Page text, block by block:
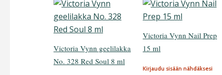
Victoria Vynn geelilakka
No. 328 Red Soul 8 ml
Victoria Vynn Nail Prep
15 ml
Kirjaudu sisään nähdäksesi